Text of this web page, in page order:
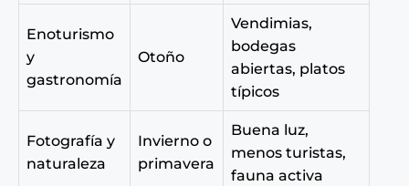
Enoturismo
y
gastronomía
Otoño
Vendimias,
bodegas
abiertas, platos
típicos
Fotografía y
naturaleza
Invierno o
primavera
Buena luz,
menos turistas,
fauna activa